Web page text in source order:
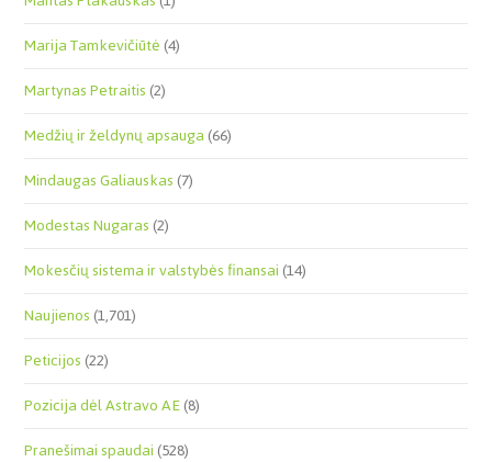
Marija Tamkevičiūtė(4)
Martynas Petraitis(2)
Medžių ir želdynų apsauga(66)
Mindaugas Galiauskas(7)
Modestas Nugaras(2)
Mokesčių sistema ir valstybės finansai(14)
Naujienos(1,701)
Peticijos(22)
Pozicija dėl Astravo AE(8)
Pranešimai spaudai(528)